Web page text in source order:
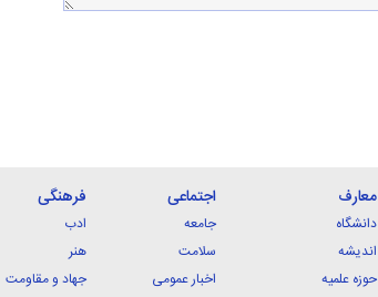
معارف
دانشگاه
اندیشه
حوزه علمیه
اجتماعی
جامعه
سلامت
اخبار عمومی
فرهنگی
ادب
هنر
جهاد و مقاومت